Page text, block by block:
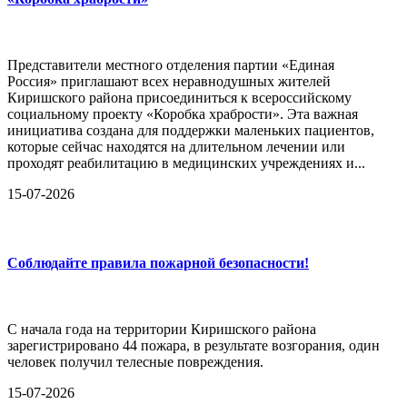
Представители местного отделения партии «Единая
Россия» приглашают всех неравнодушных жителей
Киришского района присоединиться к всероссийскому
социальному проекту «Коробка храбрости». Эта важная
инициатива создана для поддержки маленьких пациентов,
которые сейчас находятся на длительном лечении или
проходят реабилитацию в медицинских учреждениях и...
15-07-2026
Соблюдайте правила пожарной безопасности!
С начала года на территории Киришского района
зарегистрировано 44 пожара, в результате возгорания, один
человек получил телесные повреждения.
15-07-2026